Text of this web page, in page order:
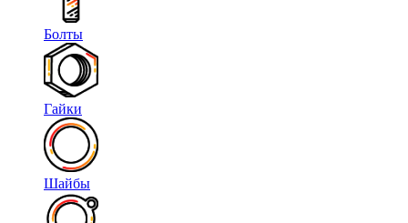
Болты
Гайки
Шайбы